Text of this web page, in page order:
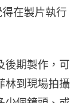
在製片執行
後期製作，可
林到現場拍攝